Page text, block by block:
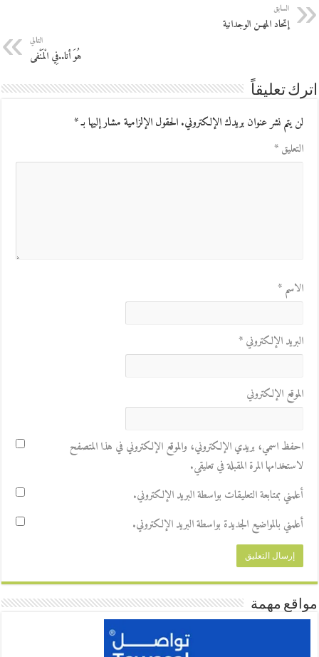
السابق
إتحاد المهـن الوجدانية
التالي
هُوَ أنا..فِي الْمَنْفى
اترك تعليقاً
لن يتم نشر عنوان بريدك الإلكتروني.الحقول الإلزامية مشار إليها بـ*
التعليق*
الاسم*
البريد الإلكتروني*
الموقع الإلكتروني
احفظ اسمي، بريدي الإلكتروني، والموقع الإلكتروني في هذا المتصفح
لاستخدامها المرة المقبلة في تعليقي.
أعلمني بمتابعة التعليقات بواسطة البريد الإلكتروني.
أعلمني بالمواضيع الجديدة بواسطة البريد الإلكتروني.
مواقع مهمة